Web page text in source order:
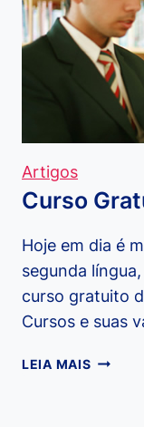
Artigos
Curso
Hoje em dia é
segunda
curso gratuito
Cursos e suas
LEIA MAISCURSO